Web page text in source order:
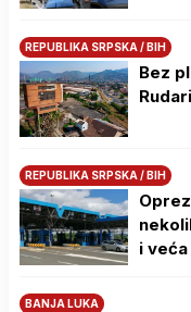
REPUBLIKA SRPSKA / BIH
Bez
REPUBLIKA SRPSKA / BIH
i
BANJA LUKA